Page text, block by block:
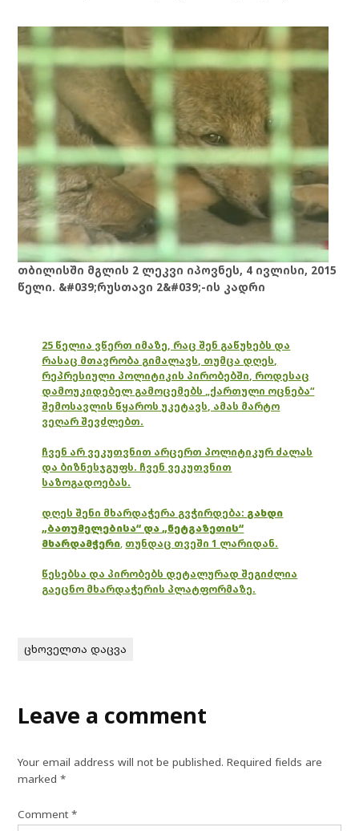
თბილისში მგლის 2 ლეკვი იპოვნეს, 4 ივლისი, 2015
წელი. &#039;რუსთავი 2&#039;-ის კადრი
25 წელია ვწერთ იმაზე, რაც შენ გაწუხებს და
რასაც მთავრობა გიმალავს, თუმცა დღეს,
რეპრესიული პოლიტიკის პირობებში, როდესაც
დამოუკიდებელ გამოცემებს „ქართული ოცნება“
შემოსავლის წყაროს უკეტავს, ამას მარტო
ვეღარ შევძლებთ.
ჩვენ არ ვეკუთვნით არცერთ პოლიტიკურ ძალას
და ბიზნესჯგუფს. ჩვენ ვეკუთვნით
საზოგადოებას.
დღეს შენი მხარდაჭერა გვჭირდება: გახდი
„ბათუმელებისა“ და „ნეტგაზეთის“
მხარდამჭერი, თუნდაც თვეში 1 ლარიდან.
წესებსა და პირობებს დეტალურად შეგიძლია
გაეცნო მხარდაჭერის პლატფორმაზე.
ცხოველთა დაცვა
Leave a comment
Your email address will not be published. Required fields are
marked*
Comment*